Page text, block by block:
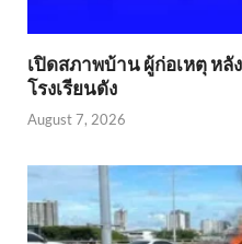
เปิดสภาพบ้าน ผู้ก่อเหตุ ห
โรงเรียนดัง
August 7, 2026